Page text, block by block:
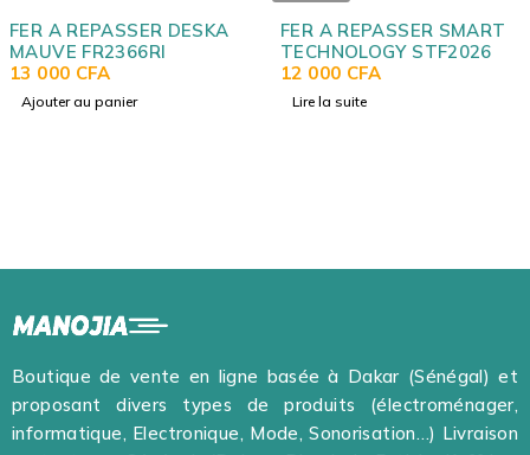
FER A REPASSER DESKA
MAUVE FR2366RI
13 000 CFA
Ajouter au panier
FER A REPASSER SMART
TECHNOLOGY STF2026
12 000 CFA
Lire la suite
Boutique de vente en ligne basée à Dakar (Sénégal) et
proposant divers types de produits (électroménager,
informatique, Electronique, Mode, Sonorisation…) Livraison